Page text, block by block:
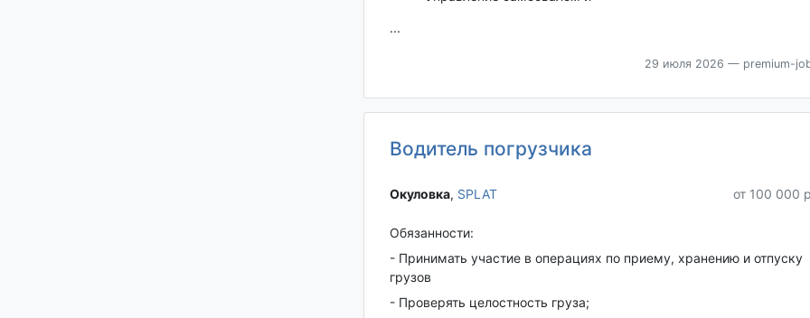
...
29 июля 2026 — premium-
Водитель погрузчика
Окуловка‎, SPLAT от 100 000
Обязанности:
- Принимать участие в операциях по приему, хранению и отпуску
грузов
- Проверять целостность груза;